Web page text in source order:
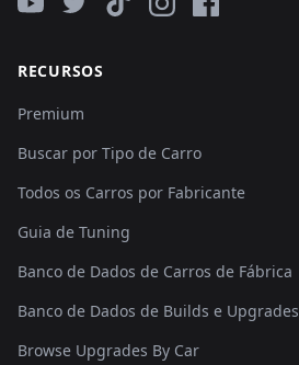
RECURSOS
Premium
Buscar por Tipo de Carro
Todos os Carros por Fabricante
Guia de Tuning
Banco de Dados de Carros de Fábrica
Banco de Dados de Builds e Upgrades
Browse Upgrades By Car